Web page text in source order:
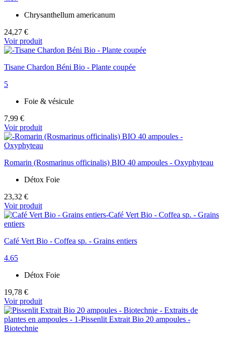
Chrysanthellum americanum
24,27 €
Voir produit
Tisane Chardon Béni Bio - Plante coupée
5
Foie & vésicule
7,99 €
Voir produit
Romarin (Rosmarinus officinalis) BIO 40 ampoules - Oxyphyteau
Détox Foie
23,32 €
Voir produit
Café Vert Bio - Coffea sp. - Grains entiers
4.65
Détox Foie
19,78 €
Voir produit